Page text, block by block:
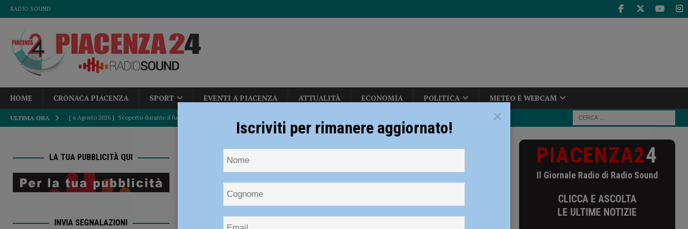
RADIO SOUND
HOME CRONACA PIACENZA SPORT EVENTI A PIACENZA ATTUALITÀ ECONOMIA POLITICA METEO E WEBCAM
ULTIMA ORA [ 6 Agosto 2026 ] Scoperto durante il furto in un bar aggredisce i titolari ferendone uno: bloccato e arrestato poco dopo la fuga
[ 6 Agosto 2026 ] Piacenza calcio inserito nel Girone B: derby con Fiorenzuola e Nibbiano
ATTUALITÀ
Accampamenti abusivi e bivacchi alla Cavallerizza, in Largo Erfurt e Corso Europa: “sgomberati” dalla polizia locale
CRONACA PIACENZA
NOTIZIE CRONACA PIACENZA
Coronavirus, 49 nuovi contagi e quattro decessi
nel Piacentino
Coronavirus, 49 nuovi contagi e quattro decessi
nel Piacentino
LA TUA PUBBLICITÀ QUI
INVIA SEGNALAZIONI
PIACENZA24
Il Giornale Radio di Radio Sound
CLICCA E ASCOLTA
LE ULTIME NOTIZIE
×
Iscriviti per rimanere aggiornato!